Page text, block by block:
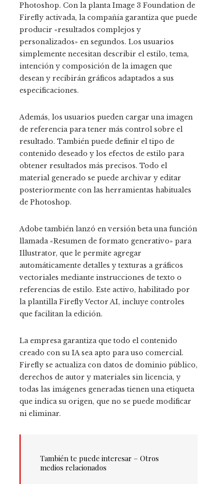
Photoshop. Con la planta Image 3 Foundation de
Firefly activada, la compañía garantiza que puede
producir «resultados complejos y
personalizados» en segundos. Los usuarios
simplemente necesitan describir el estilo, tema,
intención y composición de la imagen que
desean y recibirán gráficos adaptados a sus
especificaciones.
Además, los usuarios pueden cargar una imagen
de referencia para tener más control sobre el
resultado. También puede definir el tipo de
contenido deseado y los efectos de estilo para
obtener resultados más precisos. Todo el
material generado se puede archivar y editar
posteriormente con las herramientas habituales
de Photoshop.
Adobe también lanzó en versión beta una función
llamada «Resumen de formato generativo» para
Illustrator, que le permite agregar
automáticamente detalles y texturas a gráficos
vectoriales mediante instrucciones de texto o
referencias de estilo. Este activo, habilitado por
la plantilla Firefly Vector AI, incluye controles
que facilitan la edición.
La empresa garantiza que todo el contenido
creado con su IA sea apto para uso comercial.
Firefly se actualiza con datos de dominio público,
derechos de autor y materiales sin licencia, y
todas las imágenes generadas tienen una etiqueta
que indica su origen, que no se puede modificar
ni eliminar.
También te puede interesar – Otros
medios relacionados